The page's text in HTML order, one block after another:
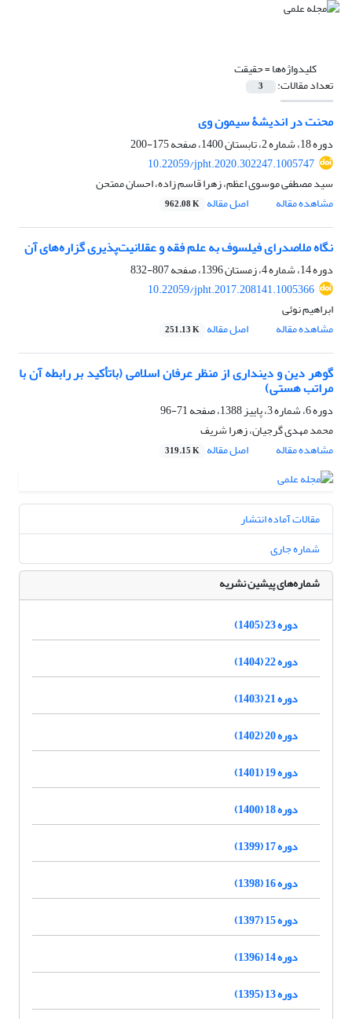
کلیدواژه‌ها =حقیقت
تعداد مقالات: 3
محنت در اندیشۀ سیمون وی
دوره 18، شماره 2، تابستان 1400، صفحه
175-200
10.22059/jpht.2020.302247.1005747
سید مصطفی موسوی اعظم، زهرا قاسم زاده، احسان ممتحن
مشاهده مقاله
اصل مقاله 962.08 K
نگاه ملاصدرای فیلسوف به علم فقه و عقلانیت‌پذیری گزاره‌های آن
دوره 14، شماره 4، زمستان 1396، صفحه
807-832
10.22059/jpht.2017.208141.1005366
ابراهیم نوئی
مشاهده مقاله
اصل مقاله 251.13 K
گوهر دین و دینداری از منظر عرفان اسلامی (باتأکید بر رابطه آن با
مراتب هستی)
دوره 6، شماره 3، پاییز 1388، صفحه
71-96
محمد مهدی گرجیان، زهرا شریف
مشاهده مقاله
اصل مقاله 319.15 K
مقالات آماده انتشار
شماره جاری
شماره‌های پیشین نشریه
دوره 23 (1405)
دوره 22 (1404)
دوره 21 (1403)
دوره 20 (1402)
دوره 19 (1401)
دوره 18 (1400)
دوره 17 (1399)
دوره 16 (1398)
دوره 15 (1397)
دوره 14 (1396)
دوره 13 (1395)